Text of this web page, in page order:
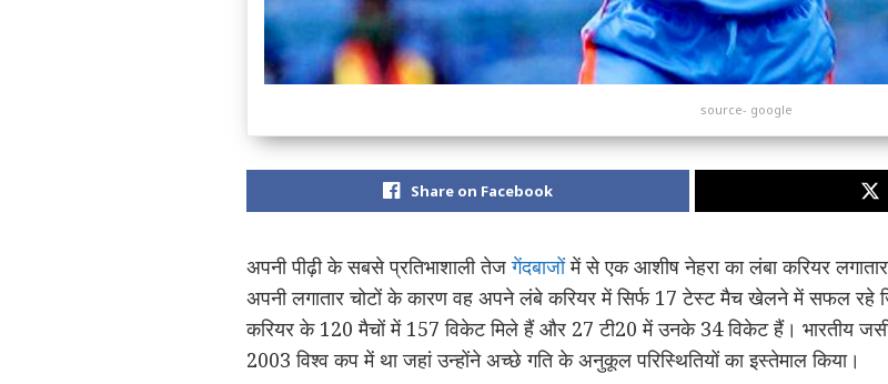
source- google
Share on Facebook
अपनी पीढ़ी के सबसे प्रतिभाशाली तेजगेंदबाजोंमें से एक आशीष नेहरा का लंबा करियर लगातार
अपनी लगातार चोटों के कारण वह अपने लंबे करियर में सिर्फ 17 टेस्ट मैच खेलने में सफल रहे
करियर के 120 मैचों में 157 विकेट मिले हैं और 27 टी20 में उनके 34 विकेट हैं। भारतीय जर्सी
2003 विश्व कप में था जहां उन्होंने अच्छे गति के अनुकूल परिस्थितियों का इस्तेमाल किया।